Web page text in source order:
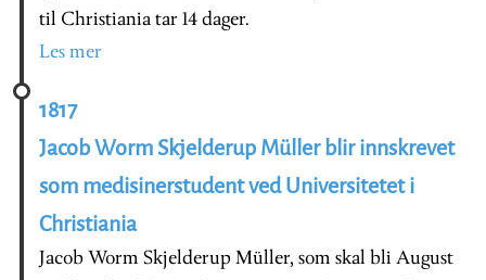
til Christiania tar 14 dager.
Les mer
1817
Jacob Worm Skjelderup Müller blir innskrevet
som medisinerstudent ved Universitetet i
Christiania
Jacob Worm Skjelderup Müller, som skal bli August